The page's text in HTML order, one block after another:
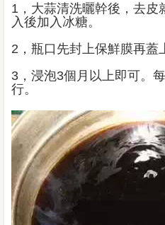
1，大蒜清洗曬幹後，去皮
入後加入冰糖。
2，瓶口先封上保鮮膜再蓋
3，浸泡3個月以上即可。
行。